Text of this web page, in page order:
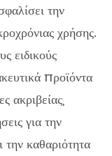
την
χρήσης.
ειδικούς
προϊόντα
ακριβείας,
για την
καθαριότητα